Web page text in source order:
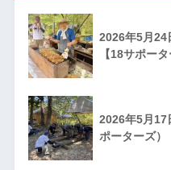
2026年5月24
【18サポータ
2026年5月17
ポーターズ）